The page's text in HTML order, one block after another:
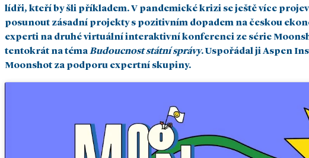
lídři, kteří by šli příkladem. V pandemické krizi se ještě více
posunout zásadní projekty s pozitivním dopadem na českou
experti na druhé virtuální interaktivní konferenci ze série
tentokrát na témaBudoucnost státní správy. Uspořádal ji Aspen
Moonshot za podporu expertní skupiny.